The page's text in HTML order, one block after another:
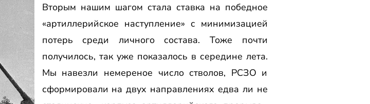
Вторым нашим шагом стала ставка на победное
«артиллерийское наступление» с минимизацией
потерь среди личного состава. Тоже почти
получилось, так уже показалось в середине лета.
Мы навезли немереное число стволов, РСЗО и
сформировали на двух направлениях едва ли не